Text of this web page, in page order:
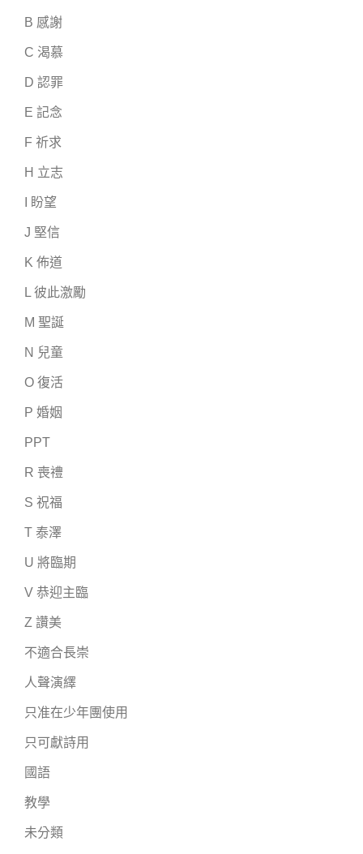
B 感謝
C 渴慕
D 認罪
E 記念
F 祈求
H 立志
I 盼望
J 堅信
K 佈道
L 彼此激勵
M 聖誕
N 兒童
O 復活
P 婚姻
PPT
R 喪禮
S 祝福
T 泰澤
U 將臨期
V 恭迎主臨
Z 讚美
不適合長崇
人聲演繹
只准在少年團使用
只可獻詩用
國語
教學
未分類